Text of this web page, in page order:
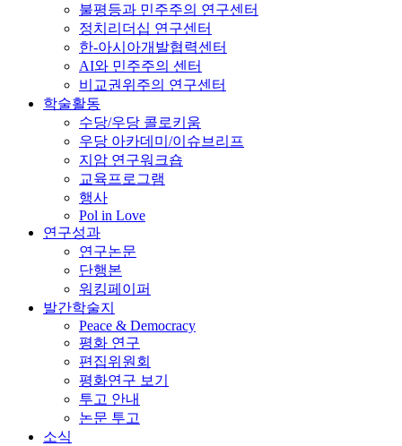
불평등과 민주주의 연구센터
정치리더십 연구센터
한-아시아개발협력센터
AI와 민주주의 센터
비교권위주의 연구센터
학술활동
수당/우당 콜로키움
우당 아카데미/이슈브리프
지암 연구워크숍
교육프로그램
행사
Pol in Love
연구성과
연구논문
단행본
워킹페이퍼
발간학술지
Peace & Democracy
평화 연구
편집위원회
평화연구 보기
투고 안내
논문 투고
소식